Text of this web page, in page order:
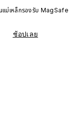
แม่เหล็กรองรับ MagSafe
ช้อปเลย